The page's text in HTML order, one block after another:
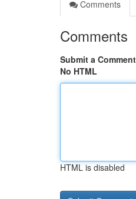
Comments
Comments
Submit a Comment
No HTML
HTML is disabled